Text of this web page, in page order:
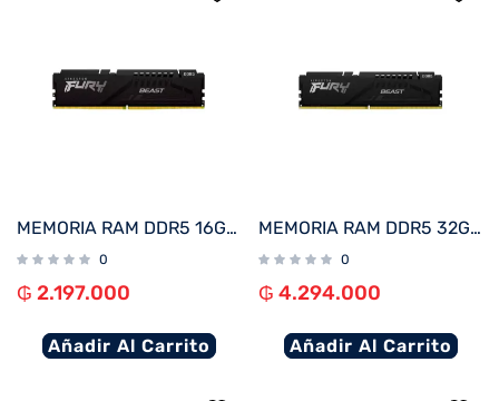
MEMORIA RAM DDR5 16GB 6000 KINGSTON FURY BEAST BK KF560C36BBE2-16 XMP
0
₲ 2.197.000
Añadir Al Carrito
MEMORIA RAM DDR5 32GB 6000 KINGSTON FURY BEAST BK KF560C36BBE-32
0
₲ 4.294.000
Añadir Al Carrito